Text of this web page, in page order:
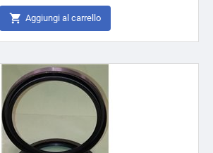
 Aggiungi al carrello